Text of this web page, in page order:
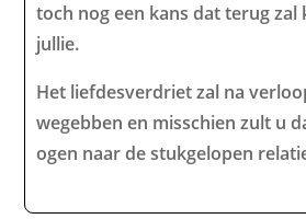
toch nog een kans dat terug zal
jullie.
Het liefdesverdriet zal na
wegebben en misschien zult u
ogen naar de stukgelopen